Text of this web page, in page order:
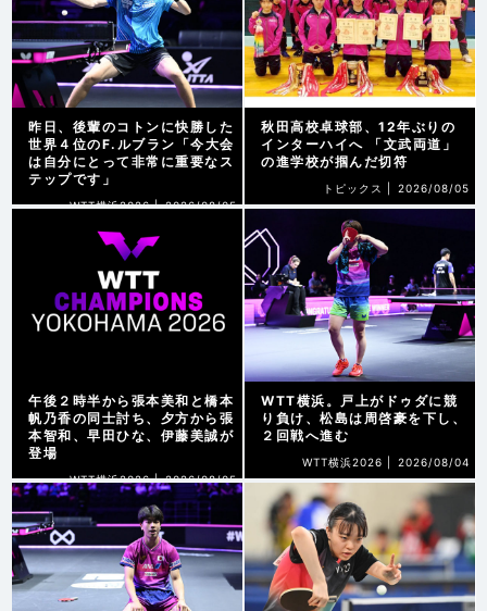
昨日、後輩のコトンに快勝した
世界４位のF.ルブラン「今大会
は自分にとって非常に重要なス
テップです」
WTT横浜2026 | 2026/08/05
秋田高校卓球部、12年ぶりの
インターハイへ 「文武両道」
の進学校が掴んだ切符
トピックス | 2026/08/05
午後２時半から張本美和と橋本
帆乃香の同士討ち、夕方から張
本智和、早田ひな、伊藤美誠が
登場
WTT横浜2026 | 2026/08/05
WTT横浜。戸上がドゥダに競
り負け、松島は周啓豪を下し、
２回戦へ進む
WTT横浜2026 | 2026/08/04